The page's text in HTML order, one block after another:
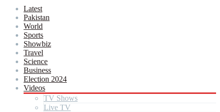
Latest
Pakistan
World
Sports
Showbiz
Travel
Science
Business
Election 2024
Videos
TV Shows
Live TV